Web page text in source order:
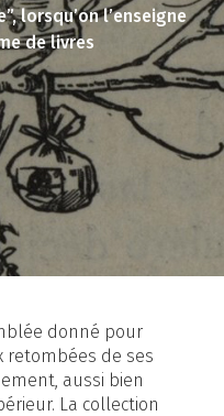
lorsqu’on l’enseigne
de livres
donné pour
retombées de ses
aussi bien
La collection